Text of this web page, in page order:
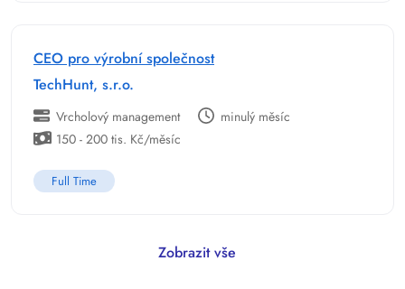
CEO pro výrobní společnost
TechHunt, s.r.o.
Vrcholový management
minulý měsíc
150 - 200 tis. Kč/měsíc
Full Time
Zobrazit vše